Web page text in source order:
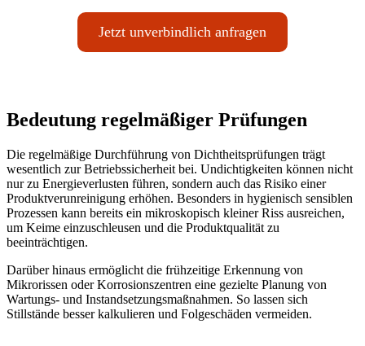
Jetzt unverbindlich anfragen
Bedeutung regelmäßiger Prüfungen
Die regelmäßige Durchführung von Dichtheitsprüfungen trägt
wesentlich zur Betriebssicherheit bei. Undichtigkeiten können nicht
nur zu Energieverlusten führen, sondern auch das Risiko einer
Produktverunreinigung erhöhen. Besonders in hygienisch sensiblen
Prozessen kann bereits ein mikroskopisch kleiner Riss ausreichen,
um Keime einzuschleusen und die Produktqualität zu
beeinträchtigen.
Darüber hinaus ermöglicht die frühzeitige Erkennung von
Mikrorissen oder Korrosionszentren eine gezielte Planung von
Wartungs- und Instandsetzungsmaßnahmen. So lassen sich
Stillstände besser kalkulieren und Folgeschäden vermeiden.